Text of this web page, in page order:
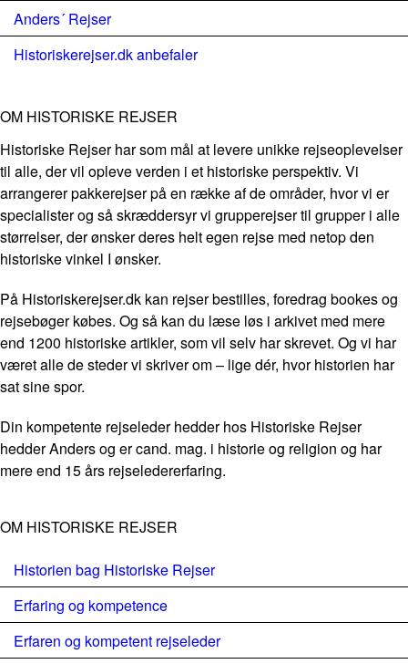
Anders´ Rejser
Historiskerejser.dk anbefaler
OM HISTORISKE REJSER
Historiske Rejser har som mål at levere unikke rejseoplevelser
til alle, der vil opleve verden i et historiske perspektiv. Vi
arrangerer pakkerejser på en række af de områder, hvor vi er
specialister og så skræddersyr vi grupperejser til grupper i alle
størrelser, der ønsker deres helt egen rejse med netop den
historiske vinkel I ønsker.
På Historiskerejser.dk kan rejser bestilles, foredrag bookes og
rejsebøger købes. Og så kan du læse løs i arkivet med mere
end 1200 historiske artikler, som vil selv har skrevet. Og vi har
været alle de steder vi skriver om – lige dér, hvor historien har
sat sine spor.
Din kompetente rejseleder hedder hos Historiske Rejser
hedder Anders og er cand. mag. i historie og religion og har
mere end 15 års rejseledererfaring.
OM HISTORISKE REJSER
Historien bag Historiske Rejser
Erfaring og kompetence
Erfaren og kompetent rejseleder